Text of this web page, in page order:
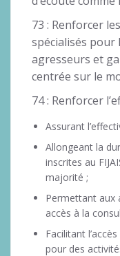
73 : Renforcer
spécialisés pour
agresseurs et
centrée sur le
74 : Renforcer
Assurant
Allongeant la
inscrites au
majorité ;
Permettant aux
accès à la
Facilitant
pour des